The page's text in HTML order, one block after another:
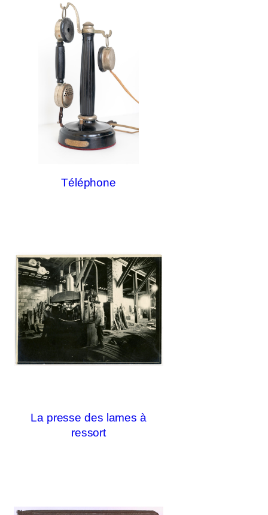
Téléphone
La presse des lames à
ressort